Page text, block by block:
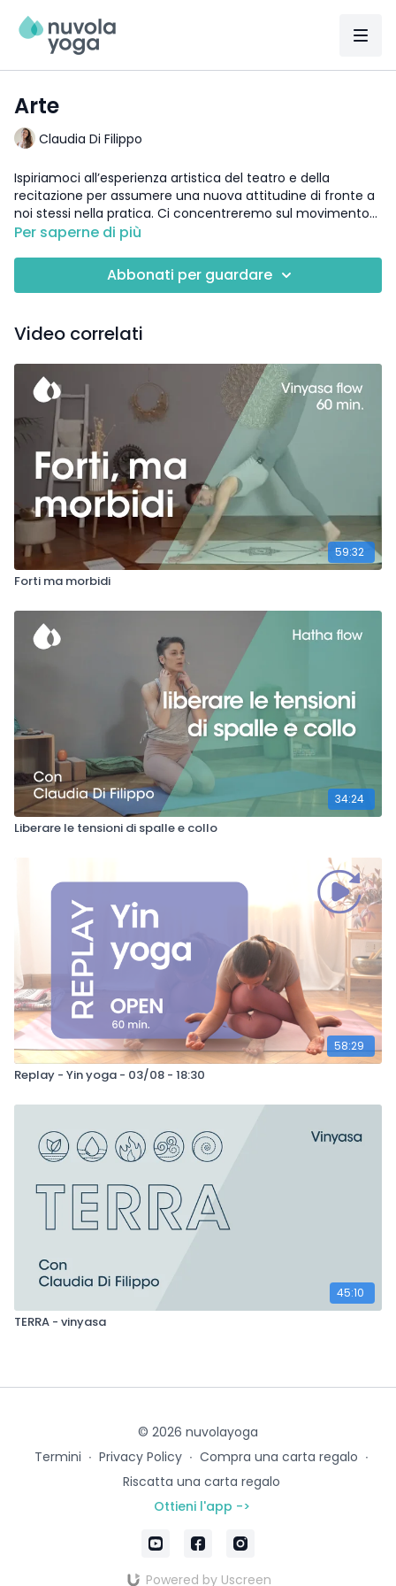
Arte
Claudia Di Filippo
Ispiriamoci all’esperienza artistica del teatro e della
recitazione per assumere una nuova attitudine di fronte a
noi stessi nella pratica. Ci concentreremo sul movimento
(o sul non movimento) delle spalle nelle posizioni di
un po’ di distacco da ciò che osserviamo, pensiamo e
(5° chakra)
Claudia Di Filippo
durata: 60 min.
focus:
Per saperne di più
Abbonati per guardare
Video correlati
59:32
Forti ma morbidi
34:24
Liberare le tensioni di spalle e collo
58:29
Replay - Yin yoga - 03/08 - 18:30
45:10
TERRA - vinyasa
© 2026 nuvolayoga
Termini ∙ Privacy Policy ∙ Compra una carta regalo ∙
Riscatta una carta regalo
Ottieni l'app ->
Powered by Uscreen